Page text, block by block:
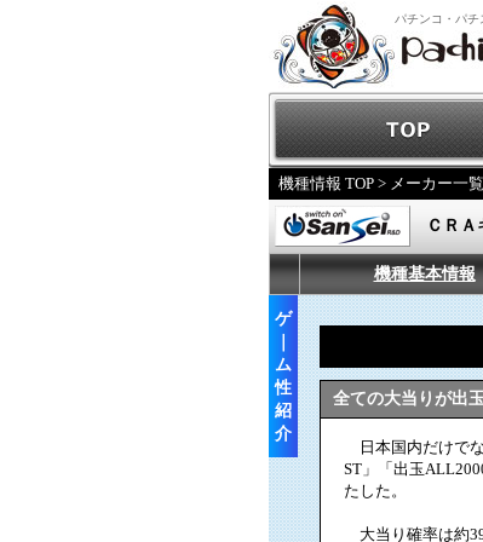
パチンコ・パチ
機種情報 TOP > メーカー一覧
ＣＲＡ
機種基本情報
ゲ
ム
性
紹
介
全ての大当りが出
日本国内だけで
ST」「出玉
たした。
大当り確率は約